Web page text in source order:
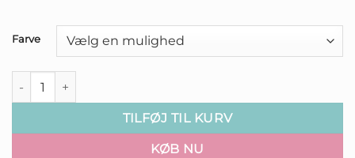
Farve
Ankelkæde med smukke perler antal
TILFØJ TIL KURV
KØB NU